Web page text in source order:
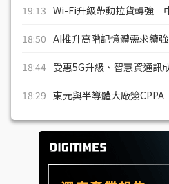
19:13 Wi-Fi升級帶動拉貨轉強
18:50
18:44
18:29 東元與半導體大廠簽